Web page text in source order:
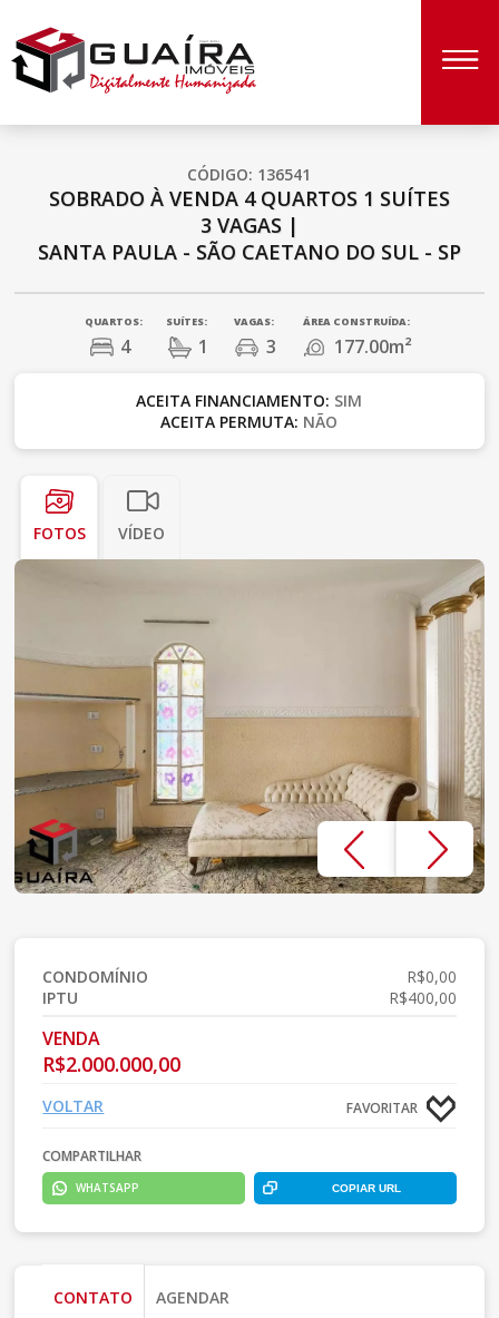
CÓDIGO: 136541
SOBRADO À VENDA 4 QUARTOS 1 SUÍTES
3 VAGAS|
SANTA PAULA - SÃO CAETANO DO SUL - SP
QUARTOS:
4
SUÍTES:
1
VAGAS:
3
ÁREA CONSTRUÍDA:
177.00m²
ACEITA FINANCIAMENTO: SIM
ACEITA PERMUTA: NÃO
FOTOS VÍDEO
CONDOMÍNIO
R$0,00
IPTU
R$400,00
VENDA
R$2.000.000,00
FAVORITAR
VOLTAR
COMPARTILHAR
WHATSAPP COPIAR URL
CONTATO AGENDAR